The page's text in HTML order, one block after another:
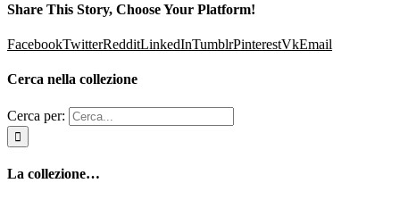
Share This Story, Choose Your Platform!
FacebookTwitterRedditLinkedInTumblrPinterestVkEmail
Cerca nella collezione
Cerca per:
La collezione…